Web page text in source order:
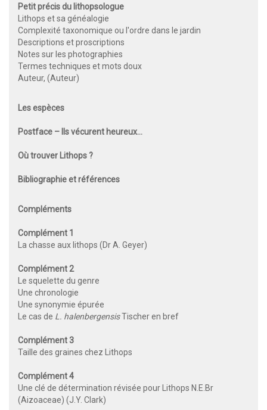
Petit précis du lithopsologue
Lithops et sa généalogie
Complexité taxonomique ou l'ordre dans le jardin
Descriptions et proscriptions
Notes sur les photographies
Termes techniques et mots doux
Auteur, (Auteur)
Les espèces
Postface – Ils vécurent heureux…
Où trouver Lithops ?
Bibliographie et références
Compléments
Complément 1
La chasse aux lithops (Dr A. Geyer)
Complément 2
Le squelette du genre
Une chronologie
Une synonymie épurée
Le cas de L. halenbergensisTischer en bref
Complément 3
Taille des graines chez Lithops
Complément 4
Une clé de détermination révisée pour Lithops N.E.Br
(Aizoaceae) (J.Y. Clark)